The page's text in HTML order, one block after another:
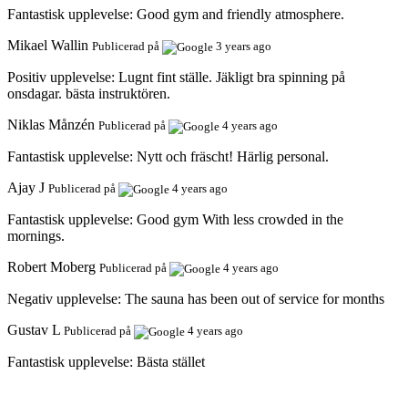
Fantastisk upplevelse: Good gym and friendly atmosphere.
Mikael Wallin Publicerad på 3 years ago
Positiv upplevelse: Lugnt fint ställe. Jäkligt bra spinning på
onsdagar. bästa instruktören.
Niklas Månzén Publicerad på 4 years ago
Fantastisk upplevelse: Nytt och fräscht! Härlig personal.
Ajay J Publicerad på 4 years ago
Fantastisk upplevelse: Good gym With less crowded in the
mornings.
Robert Moberg Publicerad på 4 years ago
Negativ upplevelse: The sauna has been out of service for months
Gustav L Publicerad på 4 years ago
Fantastisk upplevelse: Bästa stället